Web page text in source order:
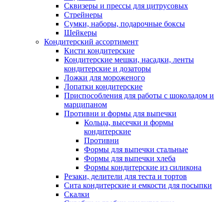
Сквизеры и прессы для цитрусовых
Стрейнеры
Сумки, наборы, подарочные боксы
Шейкеры
Кондитерский ассортимент
Кисти кондитерские
Кондитерские мешки, насадки, ленты
кондитерские и дозаторы
Ложки для мороженого
Лопатки кондитерские
Приспособления для работы с шоколадом и
марципаном
Противни и формы для выпечки
Кольца, высечки и формы
кондитерские
Противни
Формы для выпечки стальные
Формы для выпечки хлеба
Формы кондитерские из силикона
Резаки, делители для теста и тортов
Сита кондитерские и емкости для посыпки
Скалки